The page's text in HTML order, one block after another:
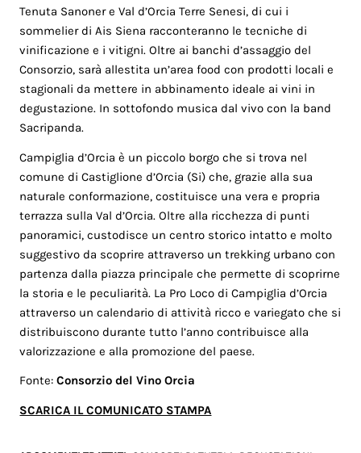
Tenuta Sanoner e Val d’Orcia Terre Senesi, di cui i
sommelier di Ais Siena racconteranno le tecniche di
vinificazione e i vitigni. Oltre ai banchi d’assaggio del
Consorzio, sarà allestita un’area food con prodotti locali e
stagionali da mettere in abbinamento ideale ai vini in
degustazione. In sottofondo musica dal vivo con la band
Sacripanda.
Campiglia d’Orcia è un piccolo borgo che si trova nel
comune di Castiglione d’Orcia (Si) che, grazie alla sua
naturale conformazione, costituisce una vera e propria
terrazza sulla Val d’Orcia. Oltre alla ricchezza di punti
panoramici, custodisce un centro storico intatto e molto
suggestivo da scoprire attraverso un trekking urbano con
partenza dalla piazza principale che permette di scoprirne
la storia e le peculiarità. La Pro Loco di Campiglia d’Orcia
attraverso un calendario di attività ricco e variegato che si
distribuiscono durante tutto l’anno contribuisce alla
valorizzazione e alla promozione del paese.
Fonte:Consorzio del Vino Orcia
SCARICA IL COMUNICATO STAMPA